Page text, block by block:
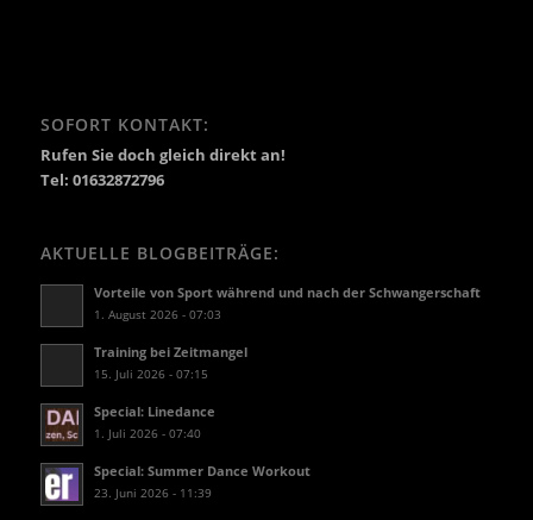
SOFORT KONTAKT:
Rufen Sie doch gleich direkt an!
Tel: 01632872796
AKTUELLE BLOGBEITRÄGE:
Vorteile von Sport während und nach der Schwangerschaft
1. August 2026 - 07:03
Training bei Zeitmangel
15. Juli 2026 - 07:15
Special: Linedance
1. Juli 2026 - 07:40
Special: Summer Dance Workout
23. Juni 2026 - 11:39